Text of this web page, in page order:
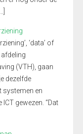
‘data’ of
afdeling
(VTH), gaan
dezelfde
systemen en
gewezen. “Dat